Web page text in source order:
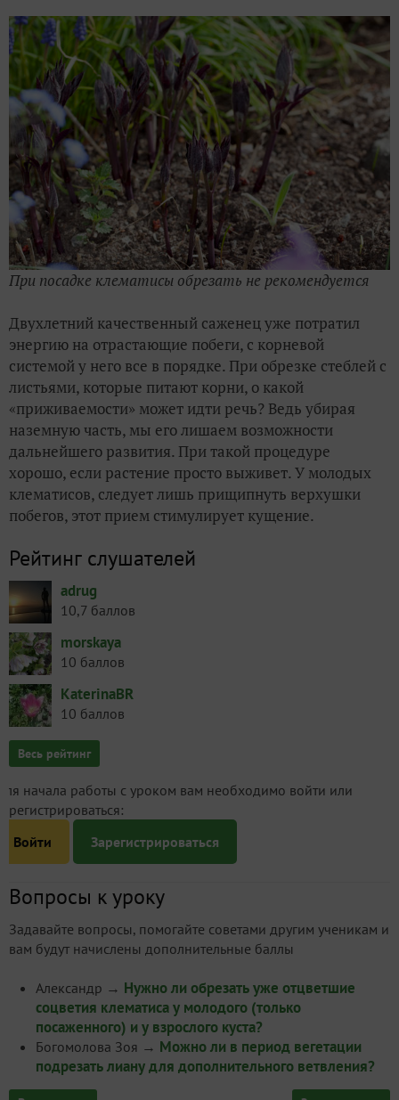
При посадке клематисы обрезать не рекомендуется
Двухлетний качественный саженец уже потратил
энергию на отрастающие побеги, с корневой
системой у него все в порядке. При обрезке стеблей с
листьями, которые питают корни, о какой
«приживаемости» может идти речь? Ведь убирая
наземную часть, мы его лишаем возможности
дальнейшего развития. При такой процедуре
хорошо, если растение просто выживет. У молодых
клематисов, следует лишь прищипнуть верхушки
побегов, этот прием стимулирует кущение.
Рейтинг слушателей
adrug
10,7 баллов
morskaya
10 баллов
KaterinaBR
10 баллов
Весь рейтинг
начала работы с уроком вам необходимо войти или
Войти
Зарегистрироваться
Вопросы к уроку
Задавайте вопросы, помогайте советами другим ученикам и
вам будут начислены дополнительные баллы
Александр → Нужно ли обрезать уже отцветшие
соцветия клематиса у молодого (только
посаженного) и у взрослого куста?
Богомолова Зоя → Можно ли в период вегетации
подрезать лиану для дополнительного ветвления?